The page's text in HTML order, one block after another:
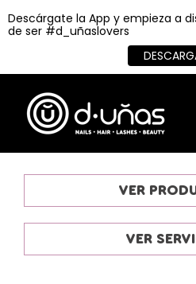
content
VER
VER
Descárgate la App y empieza a
de ser #d_uñaslovers